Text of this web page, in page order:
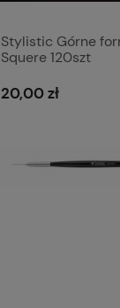
Stylistic Górne
Squere 120szt
20,00 zł